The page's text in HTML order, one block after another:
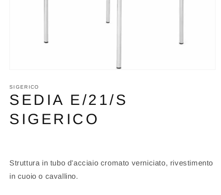
multimediali
1
in
modale
SIGERICO
SEDIA E/21/S
SIGERICO
Struttura in tubo d’acciaio cromato verniciato, rivestimento
in cuoio o cavallino.